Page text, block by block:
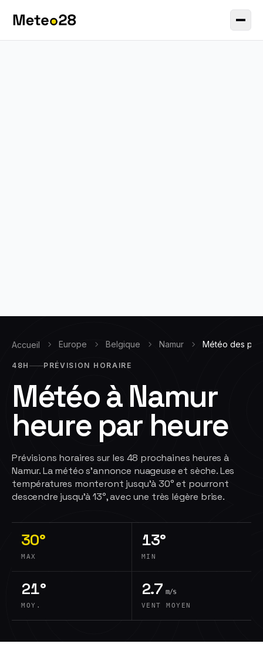
Accueil Europe Belgique Namur Météo des
48H PRÉVISION HORAIRE
Météo àNamur
heure par heure
Prévisions horaires sur les 48 prochaines heures à
Namur. La météo s'annonce nuageuse et sèche. Les
températures monteront jusqu'à 30° et pourront
descendre jusqu'à 13°, avec une très légère brise.
30°
MAX
13°
MIN
21°
MOY.
2.7 m/s
VENT MOYEN